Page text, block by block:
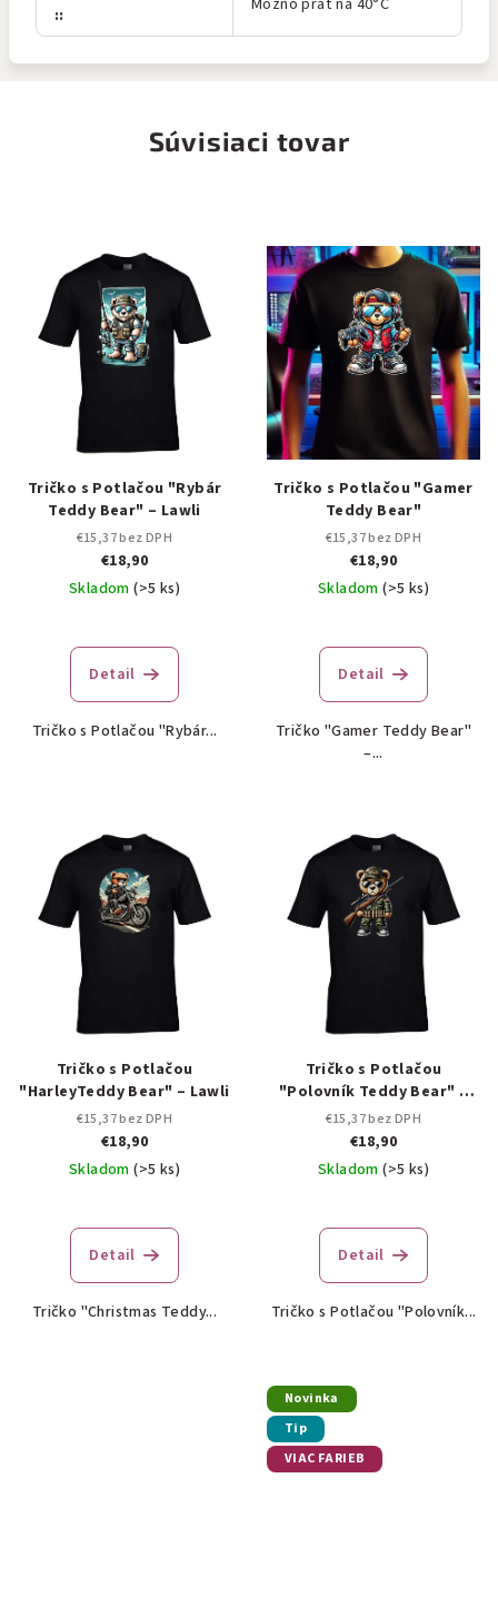
:: Možno prať na 40°C
Súvisiaci tovar
Tričko s Potlačou "Rybár
Teddy Bear" – Lawli
€15,37 bez DPH
€18,90
Skladom(>5 ks)
Detail
Tričko s Potlačou "Rybár...
Tričko s Potlačou "Gamer
Teddy Bear"
€15,37 bez DPH
€18,90
Skladom(>5 ks)
Detail
Tričko "Gamer Teddy Bear"
–...
Tričko s Potlačou
"HarleyTeddy Bear" – Lawli
€15,37 bez DPH
€18,90
Skladom(>5 ks)
Detail
Tričko "Christmas Teddy...
Tričko s Potlačou
"Polovník Teddy Bear" –
Lawli
€15,37 bez DPH
€18,90
Skladom(>5 ks)
Detail
Tričko s Potlačou "Polovník...
Novinka
Tip
VIAC FARIEB